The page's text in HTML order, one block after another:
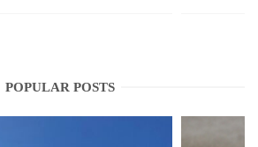
POPULAR POSTS